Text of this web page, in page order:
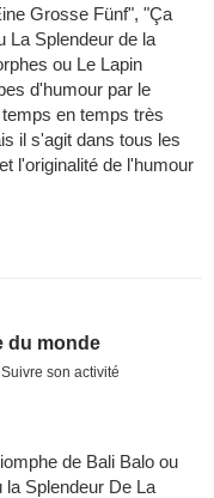
Grosse Fünf", "Ça
La Splendeur de la
ou Le Lapin
d'humour par le
en temps très
il s'agit dans tous les
l'originalité de l'humour
du monde
Suivre son activité
de Bali Balo ou
Splendeur De La